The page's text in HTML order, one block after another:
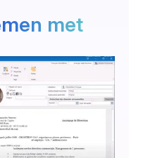
met